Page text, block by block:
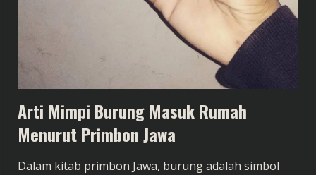
Arti Mimpi Burung Masuk Rumah
Menurut Primbon Jawa
Dalam kitab primbon Jawa, burung adalah simbol